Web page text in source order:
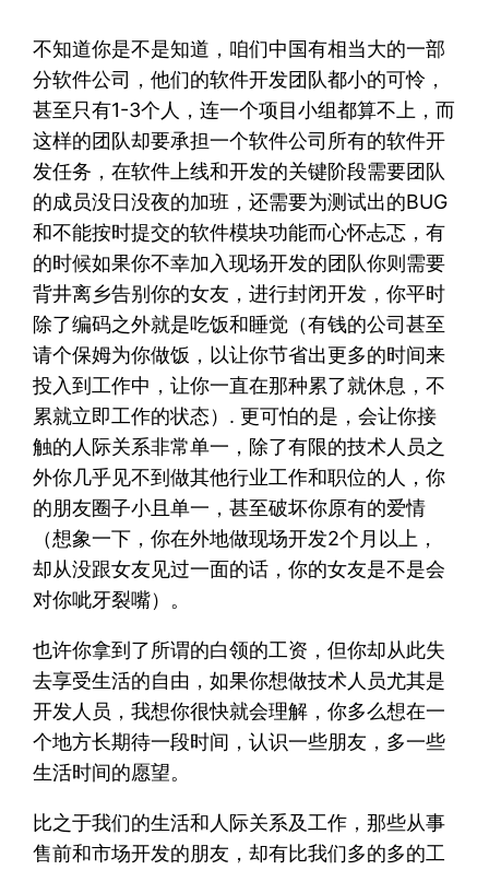
不知道你是不是知道，咱们中国有相当大的一部
分软件公司，他们的软件开发团队都小的可怜，
甚至只有1-3个人，连一个项目小组都算不上，而
这样的团队却要承担一个软件公司所有的软件开
发任务，在软件上线和开发的关键阶段需要团队
的成员没日没夜的加班，还需要为测试出的BUG
和不能按时提交的软件模块功能而心怀忐忑，有
的时候如果你不幸加入现场开发的团队你则需要
背井离乡告别你的女友，进行封闭开发，你平时
除了编码之外就是吃饭和睡觉（有钱的公司甚至
请个保姆为你做饭，以让你节省出更多的时间来
投入到工作中，让你一直在那种累了就休息，不
累就立即工作的状态）. 更可怕的是，会让你接
触的人际关系非常单一，除了有限的技术人员之
外你几乎见不到做其他行业工作和职位的人，你
的朋友圈子小且单一，甚至破坏你原有的爱情
（想象一下，你在外地做现场开发2个月以上，
却从没跟女友见过一面的话，你的女友是不是会
对你呲牙裂嘴）。
也许你拿到了所谓的白领的工资，但你却从此失
去享受生活的自由，如果你想做技术人员尤其是
开发人员，我想你很快就会理解，你多么想在一
个地方长期待一段时间，认识一些朋友，多一些
生活时间的愿望。
比之于我们的生活和人际关系及工作，那些从事
售前和市场开发的朋友，却有比我们多的多的工